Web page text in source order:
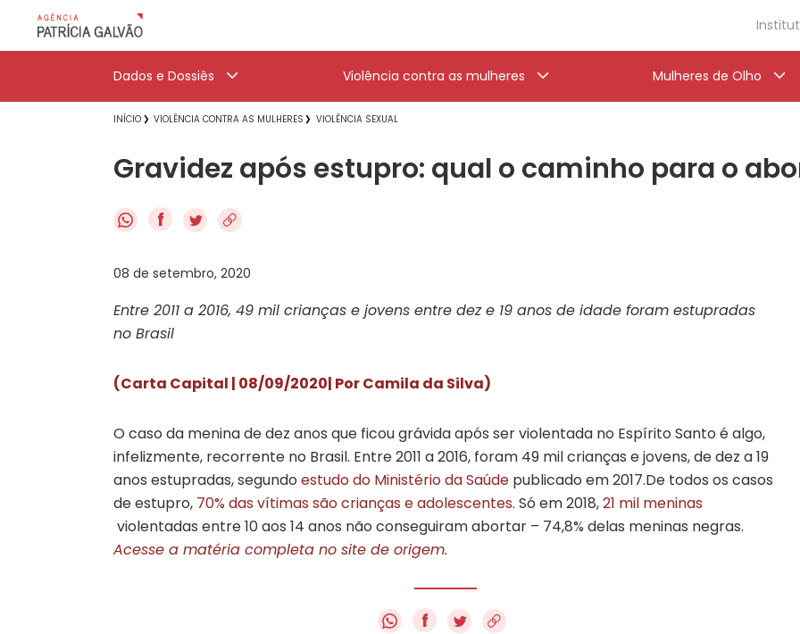
Dados e Dossiês Violência contra as mulheres Mulheres de Olho
INÍCIO VIOLÊNCIA CONTRA AS MULHERES VIOLÊNCIA SEXUAL
Gravidez após estupro: qual o caminho para o
f
08 de setembro, 2020
Entre 2011 a 2016, 49 mil crianças e jovens entre dez e 19 anos de idade foram estupradas
no Brasil
(Carta Capital | 08/09/2020| Por Camila da Silva)
O caso da menina de dez anos que ficou grávida após ser violentada no Espírito Santo é algo,
infelizmente, recorrente no Brasil. Entre 2011 a 2016, foram 49 mil crianças e jovens, de dez a 19
anos estupradas, segundo estudo do Ministério da Saúde publicado em 2017.De todos os casos
de estupro, 70% das vítimas são crianças e adolescentes. Só em 2018,21 mil meninas
violentadas entre 10 aos 14 anos não conseguiram abortar – 74,8% delas meninas negras.
Acesse a matéria completa no site de origem.
f